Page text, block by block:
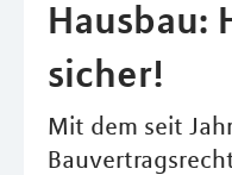
Hausbau:
sicher!
Mit dem seit